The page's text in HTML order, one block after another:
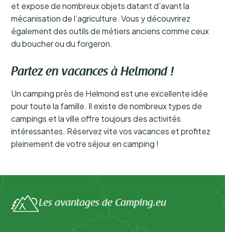
et expose de nombreux objets datant d’avant la
mécanisation de l’agriculture. Vous y découvrirez
également des outils de métiers anciens comme ceux
du boucher ou du forgeron.
Partez en vacances à Helmond !
Un camping près de Helmond est une excellente idée
pour toute la famille. Il existe de nombreux types de
campings et la ville offre toujours des activités
intéressantes. Réservez vite vos vacances et profitez
pleinement de votre séjour en camping !
Les avantages de Camping.eu